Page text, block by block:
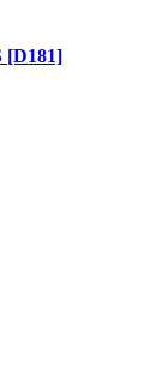
[D181]